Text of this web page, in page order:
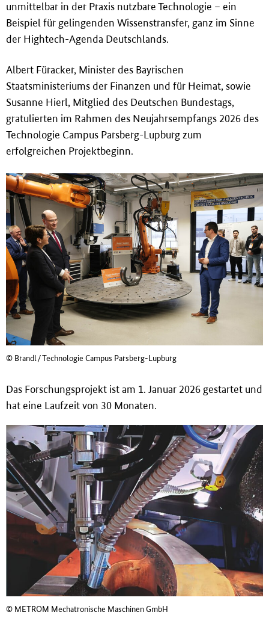
unmittelbar in der Praxis nutzbare Technologie – ein
Beispiel für gelingenden Wissenstransfer, ganz im Sinne
der Hightech-Agenda Deutschlands.
Albert Füracker, Minister des Bayrischen
Staatsministeriums der Finanzen und für Heimat, sowie
Susanne Hierl, Mitglied des Deutschen Bundestags,
gratulierten im Rahmen des Neujahrsempfangs 2026 des
Technologie Campus Parsberg-Lupburg zum
erfolgreichen Projektbeginn.
© Brandl/Technologie Campus Parsberg-Lupburg
Das Forschungsprojekt ist am 1. Januar 2026 gestartet und
hat eine Laufzeit von 30 Monaten.
© METROM Mechatronische Maschinen GmbH